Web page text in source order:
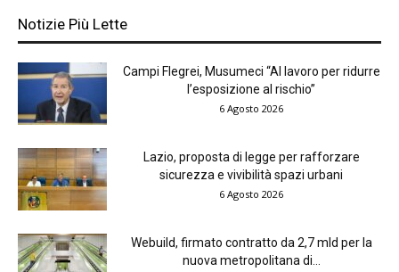
Notizie Più Lette
Campi Flegrei, Musumeci “Al lavoro per ridurre
l’esposizione al rischio”
6 Agosto 2026
Lazio, proposta di legge per rafforzare
sicurezza e vivibilità spazi urbani
6 Agosto 2026
Webuild, firmato contratto da 2,7 mld per la
nuova metropolitana di...